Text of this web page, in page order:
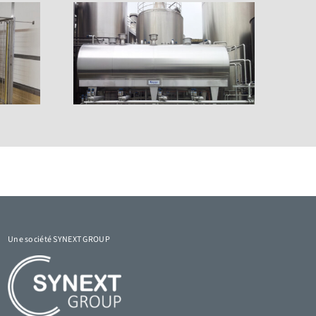
Une société SYNEXT GROUP